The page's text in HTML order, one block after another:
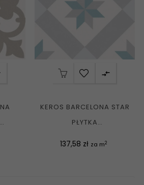

KEROS BARCELONA STAR
PŁYTKA
Cena
137,58 zł za m2